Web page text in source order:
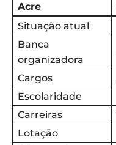
Acre
Situação atual
Banca
organizadora
Cargos
Escolaridade
Carreiras
Lotação